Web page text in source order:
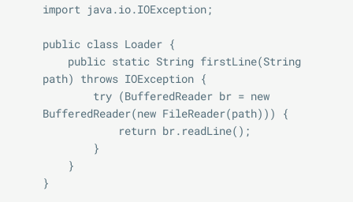
import java.io.IOException;
public class Loader {
path) throws IOException {
BufferedReader(new FileReader(path))) {